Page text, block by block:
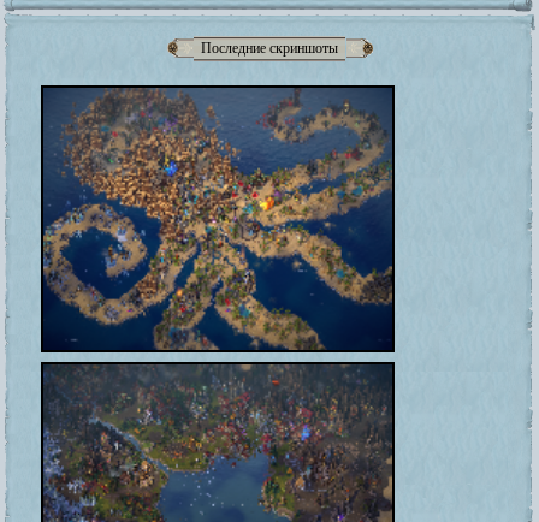
Последние скриншоты